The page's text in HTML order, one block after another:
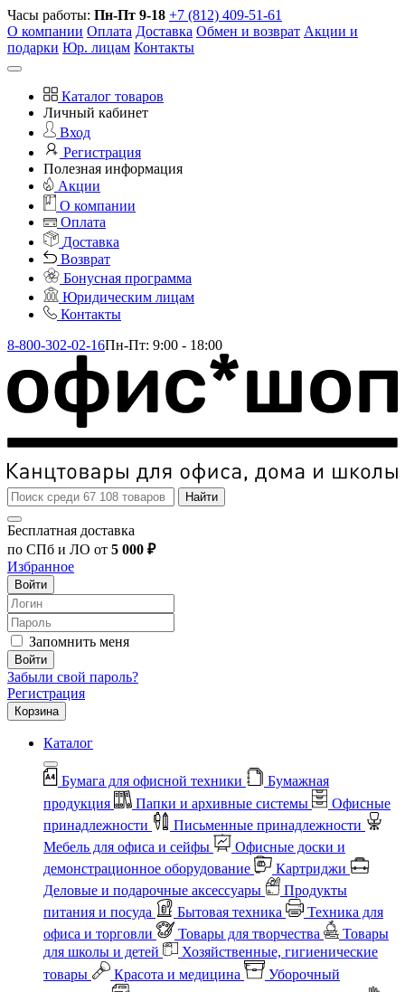
Часы работы: Пн-Пт 9-18 +7 (812) 409-51-61
О компании Оплата Доставка Обмен и возврат Акции и
подарки Юр. лицам Контакты
Каталог товаров
Личный кабинет
Вход
Регистрация
Полезная информация
Акции
О компании
Оплата
Доставка
Возврат
Бонусная программа
Юридическим лицам
Контакты
8-800-302-02-16Пн-Пт: 9:00 - 18:00
Найти
Бесплатная доставка
по СПб и ЛО от 5 000 ₽
Избранное
Войти
Запомнить меня
Войти
Забыли свой пароль?
Регистрация
Корзина
Каталог
Бумага для офисной техники
Бумажная
продукция
Папки и архивные системы
Офисные
принадлежности
Письменные принадлежности
Мебель для офиса и сейфы
Офисные доски и
демонстрационное оборудование
Картриджи
Деловые и подарочные аксессуары
Продукты
питания и посуда
Бытовая техника
Техника для
офиса и торговли
Товары для творчества
Товары
для школы и детей
Хозяйственные, гигиенические
товары
Красота и медицина
Уборочный